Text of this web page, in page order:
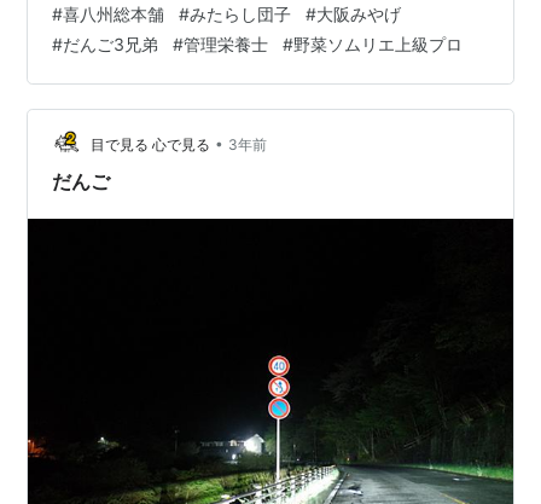
た串団子（焼き団子）である。醤油だれ団子、あるい
は、焼き団子ともいう。単にみたらしとも言い、丁寧語
ではおみたという。甘辛いみたらし団子を指して醤油だ
んごと言う地域も多い。一般的な醤油味の焼き団子は
「醤油だんご」を、岐阜県飛騨地方の醤油だんごについ
ては「みだらしだんご」（濁点に注意）参照。 み…
#喜八州総本舗 #みたらし団子 #大阪みやげ
#だんご3兄弟 #管理栄養士 #野菜ソムリエ上級プロ
目で見る 心で見る • 3年前
だんご